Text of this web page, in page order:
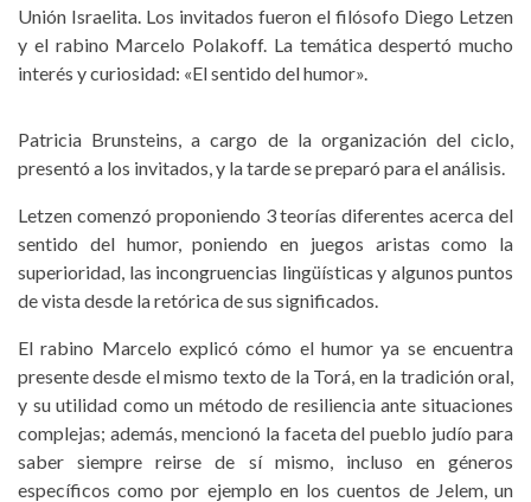
Unión Israelita. Los invitados fueron el filósofo Diego Letzen
y el rabino Marcelo Polakoff. La temática despertó mucho
interés y curiosidad: «El sentido del humor».
Patricia Brunsteins, a cargo de la organización del ciclo,
presentó a los invitados, y la tarde se preparó para el análisis.
Letzen comenzó proponiendo 3 teorías diferentes acerca del
sentido del humor, poniendo en juegos aristas como la
superioridad, las incongruencias lingüísticas y algunos puntos
de vista desde la retórica de sus significados.
El rabino Marcelo explicó cómo el humor ya se encuentra
presente desde el mismo texto de la Torá, en la tradición oral,
y su utilidad como un método de resiliencia ante situaciones
complejas; además, mencionó la faceta del pueblo judío para
saber siempre reirse de sí mismo, incluso en géneros
específicos como por ejemplo en los cuentos de Jelem, un